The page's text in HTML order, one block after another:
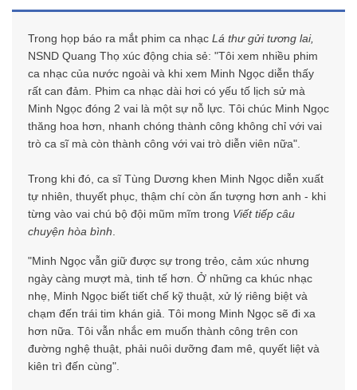
Trong họp báo ra mắt phim ca nhạc Lá thư gửi tương lai,
NSND Quang Thọ xúc động chia sẻ: "Tôi xem nhiều phim
ca nhạc của nước ngoài và khi xem Minh Ngọc diễn thấy
rất can đảm. Phim ca nhạc dài hơi có yếu tố lịch sử mà
Minh Ngọc đóng 2 vai là một sự nỗ lực. Tôi chúc Minh Ngọc
thăng hoa hơn, nhanh chóng thành công không chỉ với vai
trò ca sĩ mà còn thành công với vai trò diễn viên nữa".
Trong khi đó, ca sĩ Tùng Dương khen Minh Ngọc diễn xuất
tự nhiên, thuyết phục, thậm chí còn ấn tượng hơn anh - khi
từng vào vai chú bộ đội mũm mĩm trong Viết tiếp câu
chuyện hòa bình
"Minh Ngọc vẫn giữ được sự trong trẻo, cảm xúc nhưng
ngày càng mượt mà, tinh tế hơn. Ở những ca khúc nhạc
nhẹ, Minh Ngọc biết tiết chế kỹ thuật, xử lý riêng biệt và
chạm đến trái tim khán giả. Tôi mong Minh Ngọc sẽ đi xa
hơn nữa. Tôi vẫn nhắc em muốn thành công trên con
đường nghệ thuật, phải nuôi dưỡng đam mê, quyết liệt và
kiên trì đến cùng".